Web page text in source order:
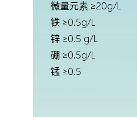
微量元素 ≥20g/L
铁 ≥0.5g/L
锌 ≥0.5 g/L
硼 ≥0.5g/L
锰 ≥0.5